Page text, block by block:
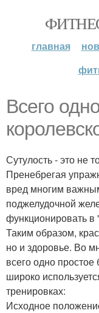
главная
Всего
Сутулость - это не
Пренебрегая
вред многим
поджелудочной
функционировать
Таким образом,
но и здоровье. Во
всего одно
широко
тренировках:
Исходное